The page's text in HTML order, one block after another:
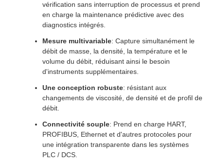
vérification sans interruption de processus et prend
en charge la maintenance prédictive avec des
diagnostics intégrés.
Mesure multivariable: Capture simultanément le
débit de masse, la densité, la température et le
volume du débit, réduisant ainsi le besoin
d'instruments supplémentaires.
Une conception robuste: résistant aux
changements de viscosité, de densité et de profil de
débit.
Connectivité souple: Prend en charge HART,
PROFIBUS, Ethernet et d'autres protocoles pour
une intégration transparente dans les systèmes
PLC / DCS.